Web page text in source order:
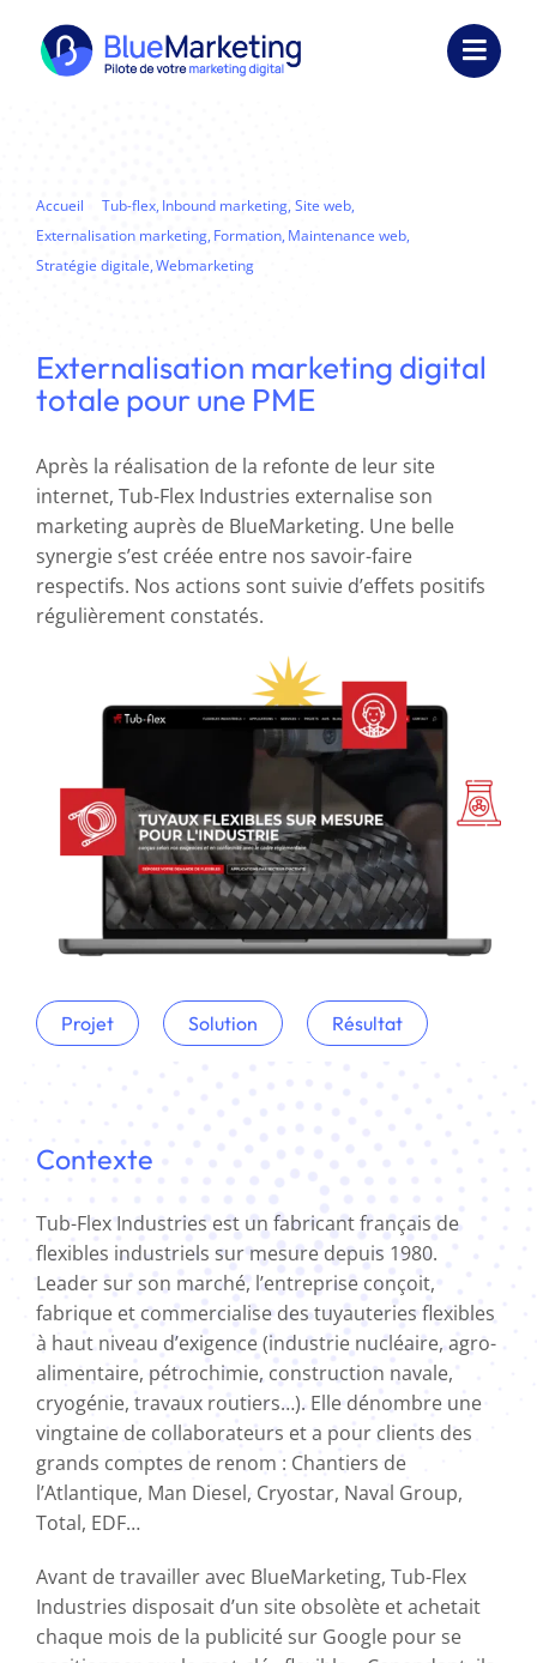
contenu
Ressources
Nous contacter
Accueil Tub-flex Inbound marketing Site web
Externalisation marketing Formation Maintenance web
Stratégie digitale Webmarketing
Externalisation marketing digital
totale pour une PME
Après la réalisation de la refonte de leur site
internet, Tub-Flex Industries externalise son
marketing auprès de BlueMarketing. Une belle
synergie s’est créée entre nos savoir-faire
respectifs. Nos actions sont suivie d’effets positifs
régulièrement constatés.
Projet Solution Résultat
Contexte
Tub-Flex Industries est un fabricant français de
flexibles industriels sur mesure depuis 1980.
Leader sur son marché, l’entreprise conçoit,
fabrique et commercialise des tuyauteries flexibles
à haut niveau d’exigence (industrie nucléaire, agro-
alimentaire, pétrochimie, construction navale,
cryogénie, travaux routiers…). Elle dénombre une
vingtaine de collaborateurs et a pour clients des
grands comptes de renom : Chantiers de
l’Atlantique, Man Diesel, Cryostar, Naval Group,
Total, EDF…
Avant de travailler avec BlueMarketing, Tub-Flex
Industries disposait d’un site obsolète et achetait
chaque mois de la publicité sur Google pour se